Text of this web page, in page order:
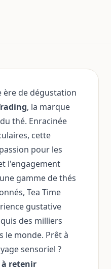
ère de dégustation
, la marque
thé. Enracinée
cette
pour les
l'engagement
gamme de thés
Tea Time
gustative
des milliers
le monde. Prêt à
sensoriel ?
à retenir